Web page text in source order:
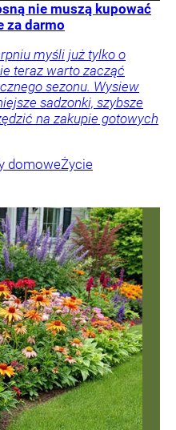
nie muszą kupować
za darmo
myśli już tylko o
teraz warto zacząć
sezonu. Wysiew
sadzonki, szybsze
na zakupie gotowych
domoweŻycie